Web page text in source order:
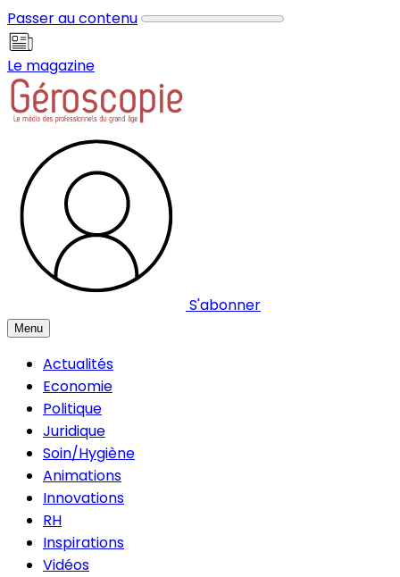
Passer au contenu
Le magazine
S'abonner
Menu
Actualités
Economie
Politique
Juridique
Soin/Hygiène
Animations
Innovations
RH
Inspirations
Vidéos
Panneau de gestion des cookies